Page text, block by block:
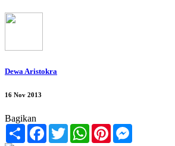
Dewa Aristokra
16 Nov 2013
Bagikan
Share FacebookTwitterWhatsApp
Pinterest